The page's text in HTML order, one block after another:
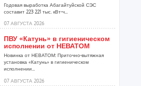
Годовая выработка Абагайтуйской СЭС
составит 223 221 тыс. кВт-ч...
07 АВГУСТА 2026
ПВУ «Катунь» в гигиеническом
исполнении от НЕВАТОМ
Новинка от НЕВАТОМ: Приточно-вытяжная
установка «Катунь» в гигиеническом
исполнении...
07 АВГУСТА 2026